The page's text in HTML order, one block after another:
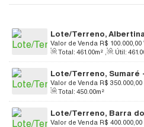
Lote/Terreno,
R$ 100.000,00
Valor de Venda
S/N, 89167-660, Albertina,
Total: 461 .00m² Útil: 461
Lote/Terreno, Sumaré
R$ 350.000,00
Valor de Venda
726, Sumaré, Rio do Sul,
Total: 450 .00m²
Lote/Terreno, Barra
R$ 400.000,00
Valor de Venda